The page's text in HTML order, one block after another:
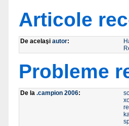
Articole
De acelaşi autor:
Probleme
De la .campion 2006: